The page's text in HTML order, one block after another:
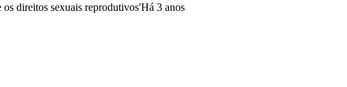
direitos sexuais reprodutivos'Há 3 anos